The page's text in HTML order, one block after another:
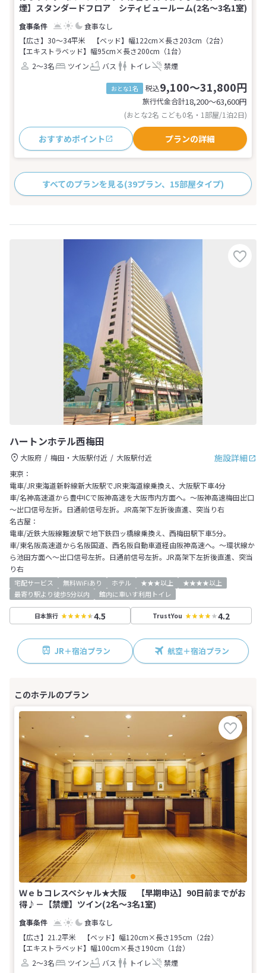
煙】スタンダードフロア シティビュールーム(2名～3名1室)
食事なし
【広さ】30～34平米
【ベッド】幅122cm×長さ203cm（2台）
【エキストラベッド】幅95cm×長さ200cm（1台）
2～3名
ツイン バス トイレ 禁煙
おとな1名 税込9,100～31,800円
旅行代金合計18,200〜63,600円
(おとな2名 こども0名・1部屋/1泊2日)
おすすめポイント プランの詳細
すべてのプランを見る(39プラン、15部屋タイプ)
ハートンホテル西梅田
施設詳細
大阪府 梅田・大阪駅付近
大阪駅付近
東京：
電車/JR東海道新幹線新大阪駅でJR東海道線乗換え、大阪駅下車4分
車/名神高速道から豊中ICで阪神高速を大阪市内方面へ。～阪神高速梅田出口
～出口信号左折。日通前信号左折。JR高架下左折後直進、突当り右
名古屋：
電車/近鉄大阪線難波駅で地下鉄四ッ橋線乗換え、西梅田駅下車5分。
車/東名阪高速道から名阪国道、西名阪自動車道経由阪神高速へ。～環状線か
ら池田方面へ～出口信号左折。日通前信号左折。JR高架下左折後直進、突当
り右
宅配サービス 無料WiFiあり ホテル ★★★以上
★★★★以上
最寄り駅より徒歩5分以内
館内に車いす利用トイレ
日本旅行 4.5 TrustYou 4.2
JR＋宿泊プラン 航空＋宿泊プラン
Ｗｅｂコレスペシャル★大阪 【早期申込】90日前までがお
得♪－【禁煙】ツイン(2名～3名1室)
食事なし
【広さ】21.2平米
【ベッド】幅120cm×長さ195cm（2台）
【エキストラベッド】幅100cm×長さ190cm（1台）
2～3名
ツイン バス トイレ 禁煙